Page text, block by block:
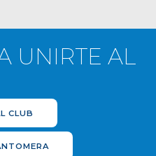
(3)
UNIRTE AL